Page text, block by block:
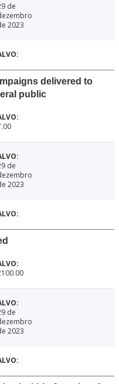
de
2023
delivered to
public
de
2023
de
2023